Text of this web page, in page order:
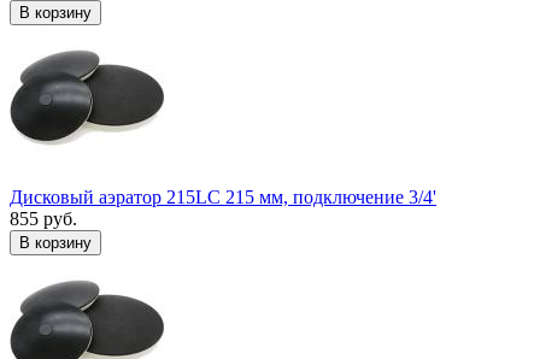
В корзину
Дисковый аэратор 215LC 215 мм, подключение 3/4'
855 руб.
В корзину